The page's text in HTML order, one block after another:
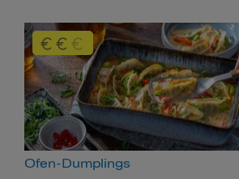
Ofen-Dumplings